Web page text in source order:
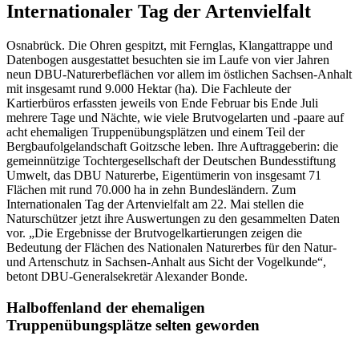
Internationaler Tag der Artenvielfalt
Osnabrück. Die Ohren gespitzt, mit Fernglas, Klangattrappe und
Datenbogen ausgestattet besuchten sie im Laufe von vier Jahren
neun DBU-Naturerbeflächen vor allem im östlichen Sachsen-Anhalt
mit insgesamt rund 9.000 Hektar (ha). Die Fachleute der
Kartierbüros erfassten jeweils von Ende Februar bis Ende Juli
mehrere Tage und Nächte, wie viele Brutvogelarten und -paare auf
acht ehemaligen Truppenübungsplätzen und einem Teil der
Bergbaufolgelandschaft Goitzsche leben. Ihre Auftraggeberin: die
gemeinnützige Tochtergesellschaft der Deutschen Bundesstiftung
Umwelt, das DBU Naturerbe, Eigentümerin von insgesamt 71
Flächen mit rund 70.000 ha in zehn Bundesländern. Zum
Internationalen Tag der Artenvielfalt am 22. Mai stellen die
Naturschützer jetzt ihre Auswertungen zu den gesammelten Daten
vor. „Die Ergebnisse der Brutvogelkartierungen zeigen die
Bedeutung der Flächen des Nationalen Naturerbes für den Natur-
und Artenschutz in Sachsen-Anhalt aus Sicht der Vogelkunde“,
betont DBU-Generalsekretär Alexander Bonde.
Halboffenland der ehemaligen
Truppenübungsplätze selten geworden